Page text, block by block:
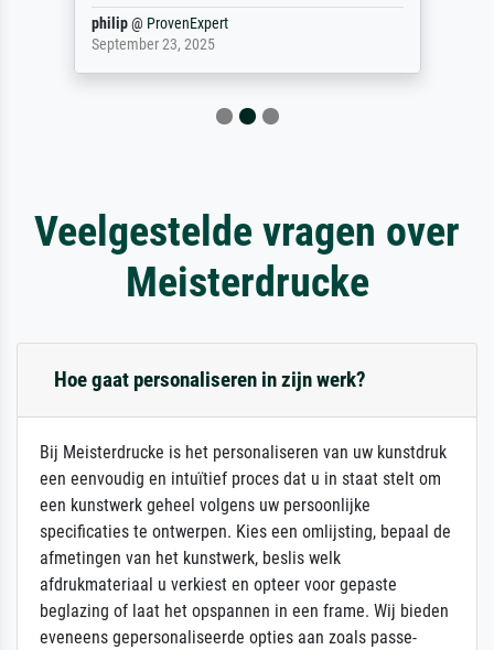
philip@ ProvenExpert
September 23, 2025
Veelgestelde vragen over
Meisterdrucke
Hoe gaat personaliseren in zijn werk?
Bij Meisterdrucke is het personaliseren van uw kunstdruk
een eenvoudig en intuïtief proces dat u in staat stelt om
een kunstwerk geheel volgens uw persoonlijke
specificaties te ontwerpen. Kies een omlijsting, bepaal de
afmetingen van het kunstwerk, beslis welk
afdrukmateriaal u verkiest en opteer voor gepaste
beglazing of laat het opspannen in een frame. Wij bieden
eveneens gepersonaliseerde opties aan zoals passe-